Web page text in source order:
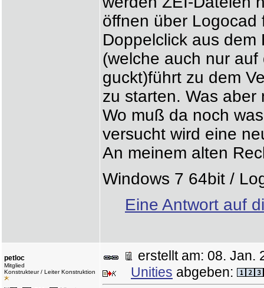
öffnen über Logocad
Doppelclick aus
(welche auch nur
guckt)führt zu dem
zu starten. Was aber
Wo muß da noch
versucht wird eine
An meinem alten
Windows 7 64bit /
Eine Antwort auf
petloc
Mitglied
Konstrukteur / Leiter Konstruktion
erstellt am: 08.
Unities abgeben: